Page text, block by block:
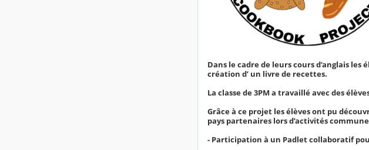
Dans le cadre de leurs cours d’anglais
création d’ un livre de recettes.
La classe de 3PM a travaillé avec des
Grâce à ce projet les élèves ont pu
pays partenaires lors d’activités
- Participation à un Padlet collaboratif